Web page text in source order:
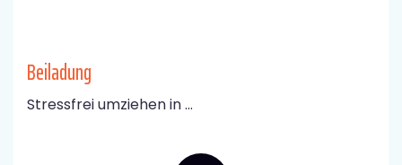
Beiladung
Stressfrei umziehen in ...